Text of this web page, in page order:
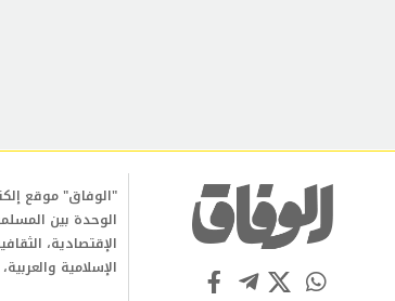
"الوفاق" موقع
الوحدة بين
الإقتصادية،
الإسلامية